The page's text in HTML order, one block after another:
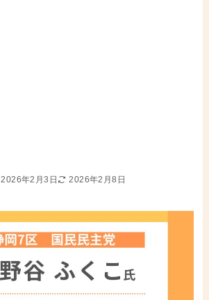
2026年2月3日 2026年2月8日